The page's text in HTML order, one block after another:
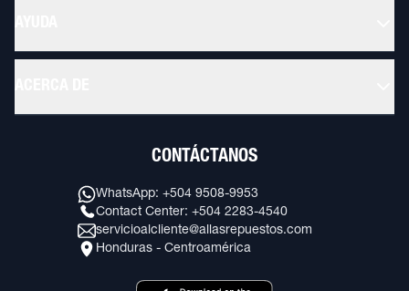
CONTÁCTANOS
WhatsApp: +504 9508-9953
Contact Center: +504 2283-4540
servicioalcliente@allasrepuestos.com
Honduras - Centroamérica